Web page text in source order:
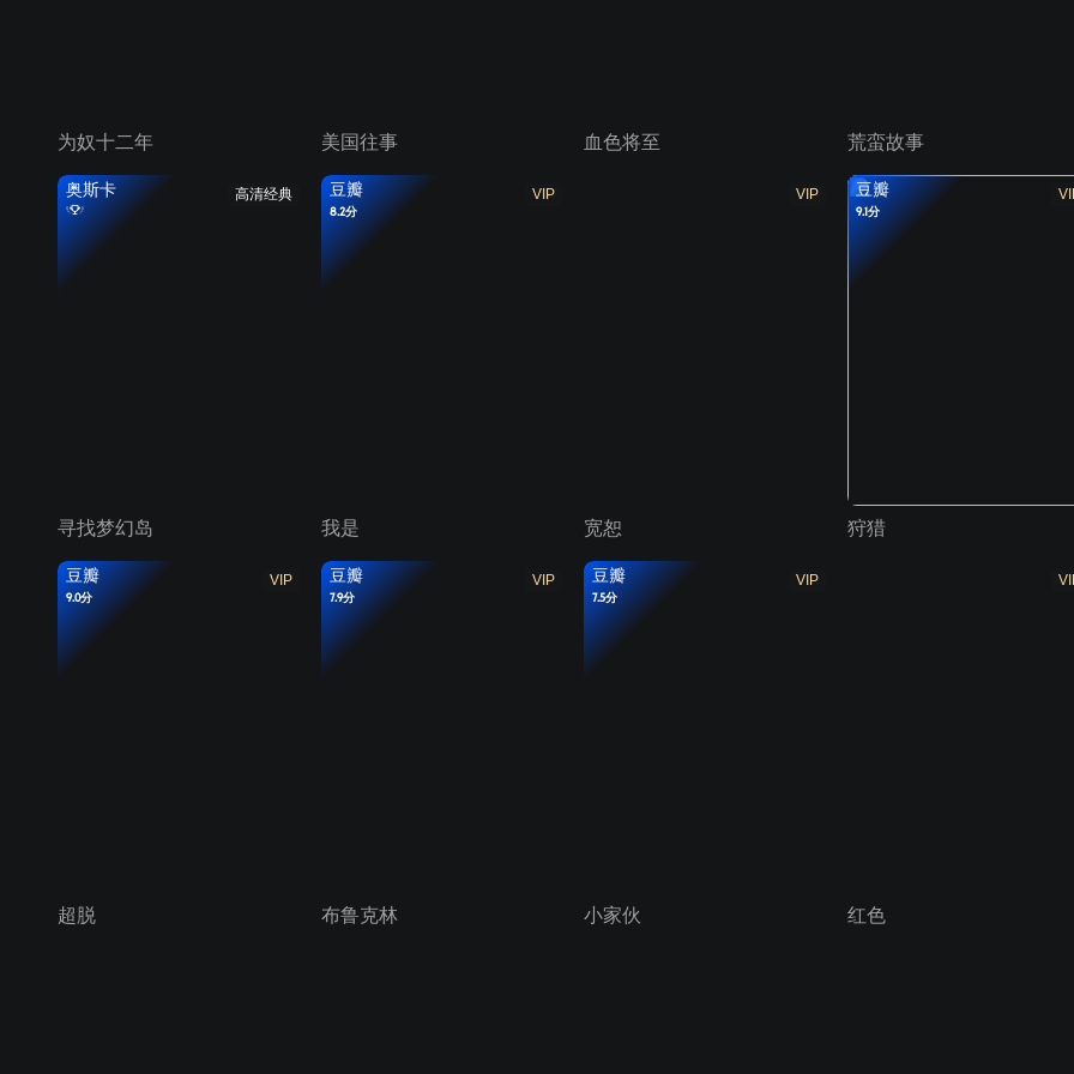
为奴十二年 美国往事 血色将至 荒蛮故事
高清经典
奥斯卡
寻找梦幻岛
VIP
豆瓣
8.2分
我是
VIP
宽恕
豆瓣
9.1分
狩猎
VIP
豆瓣
9.0分
超脱
VIP
豆瓣
7.9分
布鲁克林
VIP
豆瓣
7.5分
小家伙 红色